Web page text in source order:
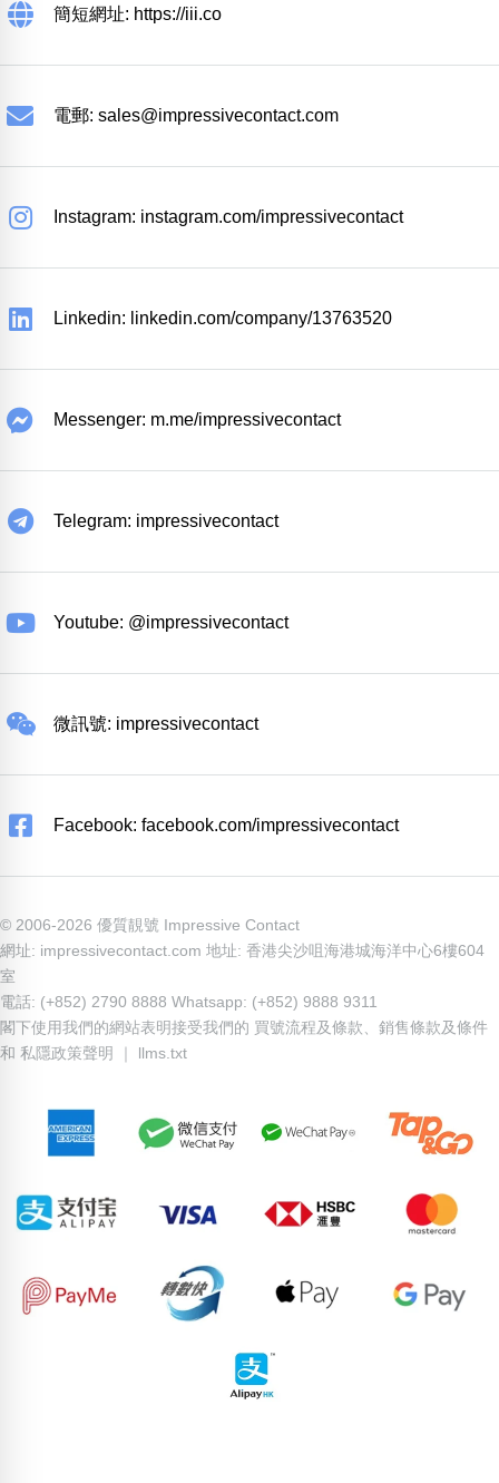
簡短網址: https://iii.co
電郵: sales@impressivecontact.com
Instagram: instagram.com/impressivecontact
Linkedin: linkedin.com/company/13763520
Messenger: m.me/impressivecontact
Telegram: impressivecontact
Youtube: @impressivecontact
微訊號: impressivecontact
Facebook: facebook.com/impressivecontact
© 2006-2026 優質靚號 Impressive Contact
網址: impressivecontact.com 地址: 香港尖沙咀海港城海洋中心6樓604
室
電話: (+852) 2790 8888 Whatsapp: (+852) 9888 9311
閣下使用我們的網站表明接受我們的 買號流程及條款
銷售條款及條件
和 私隱政策聲明 llms.txt